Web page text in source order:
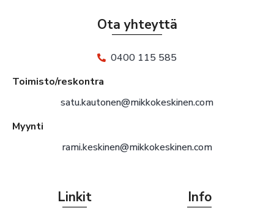
Ota yhteyttä
0400 115 585
Toimisto/reskontra
satu.kautonen@mikkokeskinen.com
Myynti
rami.keskinen@mikkokeskinen.com
Linkit Info